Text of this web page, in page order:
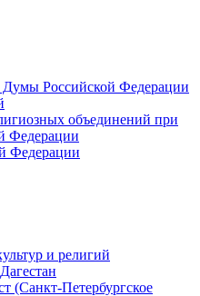
Думы Российской Федерации
объединений при
Федерации
Федерации
и религий
(Санкт-Петербургское